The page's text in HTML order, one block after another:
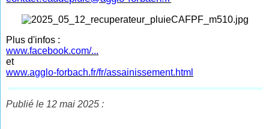
Plus d'infos :
www.facebook.com/...
et
www.agglo-forbach.fr/fr/assainissement.html
Publié le 12 mai 2025 :